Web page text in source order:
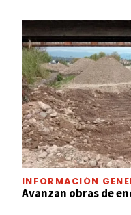
INFORMACIÓN
Avanzan obras de